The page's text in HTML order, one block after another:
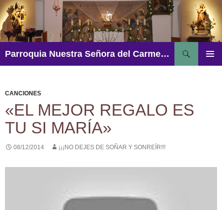
Saltar
al
contenido
Parroquia Nuestra Señora del Carmen – Aguadulce
CANCIONES
«EL MEJOR REGALO ES
TU SI MARÍA»
08/12/2014 ¡¡¡NO DEJES DE SOÑAR Y SONREÍR!!!